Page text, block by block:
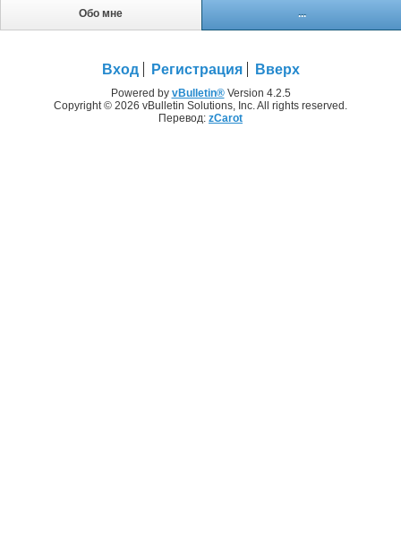
Обо мне ...
Вход Регистрация Вверх
Powered by vBulletin®Version 4.2.5
Copyright © 2026 vBulletin Solutions, Inc. All rights reserved.
Перевод: zCarot